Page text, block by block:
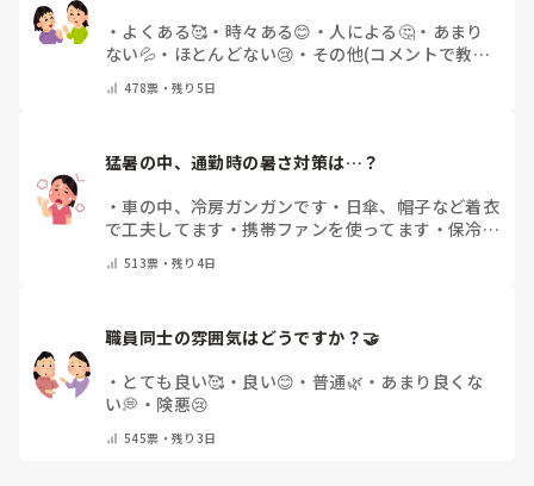
・ よくある🥰 ・ 時々ある😊 ・ 人による🤔 ・ あまり
ない💦 ・ ほとんどない😢 ・ その他(コメントで教え
478票・残り5日
猛暑の中、通勤時の暑さ対策は…？
・車の中、冷房ガンガンです ・ 日傘、帽子など着衣
で工夫してます ・携帯ファンを使ってます ・ 保冷剤
ん ・その他（コメントで教えて下さい）
513票・残り4日
職員同士の雰囲気はどうですか？🤝
・ とても良い🥰 ・ 良い😊 ・ 普通🌿 ・ あまり良くな
い💭 ・ 険悪😢
545票・残り3日